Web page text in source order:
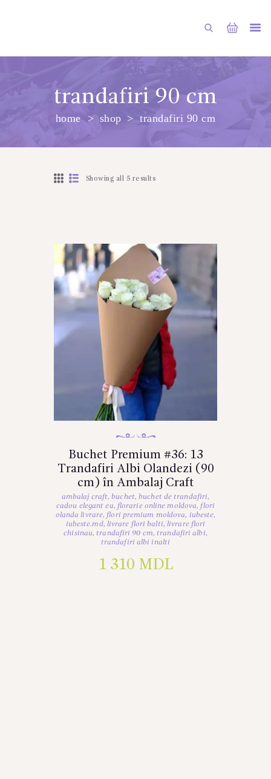
trandafiri 90 cm
home shop trandafiri 90 cm
PRINCIPALA
DESPRE NOI
Showing all 5 results
Buchet Premium #36: 13
Trandafiri Albi Olandezi (90
cm) în Ambalaj Craft
ambalaj craft,buchet,buchet de trandafiri,
cadou elegant ea, florarie online moldova, flori
olanda livrare, flori premium moldova, iubeste,
iubeste.md, livrare flori balti, livrare flori
chisinau, trandafiri 90 cm, trandafiri albi,
trandafiri albi inalti
1 310 MDL